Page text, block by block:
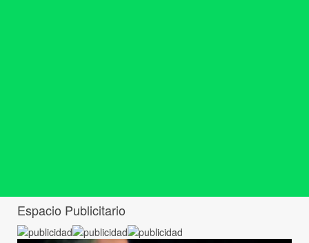
Espacio Publicitario